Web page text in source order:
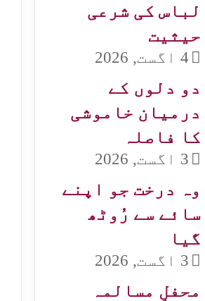
لباس کی شرعی
حیثیت
4 اگست, 2026
دو دلوں کے
درمیان خاموشی
کا فاصلہ
3 اگست, 2026
وہ درخت جو اپنے
سائے سے رُوٹھ
گیا
3 اگست, 2026
محفلِ مسالمہ